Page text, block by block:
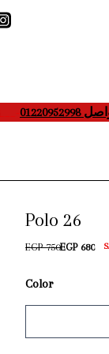
01220952998
Polo 26
EGP 750EGP 680
Color